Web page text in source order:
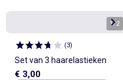
1/2
(3)
Set van 3 haarelastieken
€ 3,00